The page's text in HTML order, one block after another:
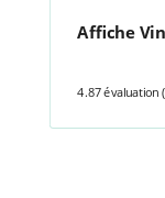
Affiche
4.87 évaluation